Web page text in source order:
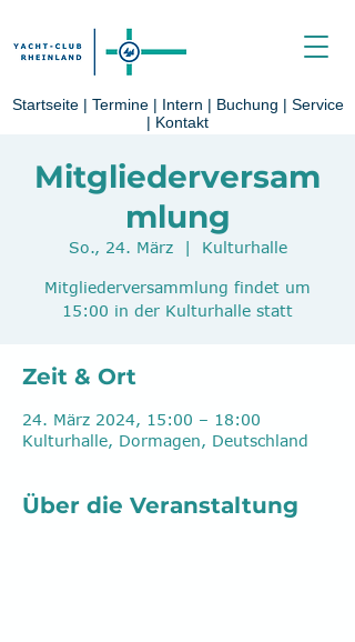
Startseite| Termine | Intern | Buchung | Service
| Kontakt
Mitgliederversam
mlung
So., 24. März
  |
Kulturhalle
Mitgliederversammlung findet um
15:00 in der Kulturhalle statt
Zeit & Ort
24. März 2024, 15:00 – 18:00
Kulturhalle, Dormagen, Deutschland
Über die Veranstaltung